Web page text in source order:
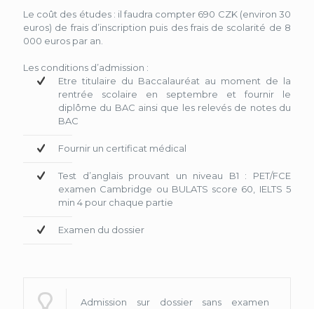
Le coût des études : il faudra compter 690 CZK (environ 30
euros) de frais d’inscription puis des frais de scolarité de 8
000 euros par an.
Les conditions d’admission :
Etre titulaire du Baccalauréat au moment de la
rentrée scolaire en septembre et fournir le
diplôme du BAC ainsi que les relevés de notes du
BAC
Fournir un certificat médical
Test d’anglais prouvant un niveau B1 : PET/FCE
examen Cambridge ou BULATS score 60, IELTS 5
min 4 pour chaque partie
Examen du dossier
Admission sur dossier sans examen